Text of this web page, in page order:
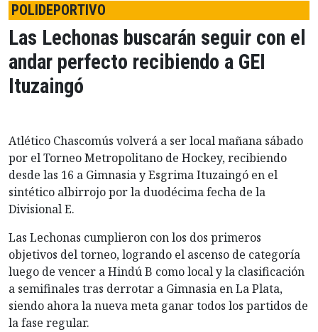
POLIDEPORTIVO
Las Lechonas buscarán seguir con el
andar perfecto recibiendo a GEI
Ituzaingó
Atlético Chascomús volverá a ser local mañana sábado
por el Torneo Metropolitano de Hockey, recibiendo
desde las 16 a Gimnasia y Esgrima Ituzaingó en el
sintético albirrojo por la duodécima fecha de la
Divisional E.
Las Lechonas cumplieron con los dos primeros
objetivos del torneo, logrando el ascenso de categoría
luego de vencer a Hindú B como local y la clasificación
a semifinales tras derrotar a Gimnasia en La Plata,
siendo ahora la nueva meta ganar todos los partidos de
la fase regular.